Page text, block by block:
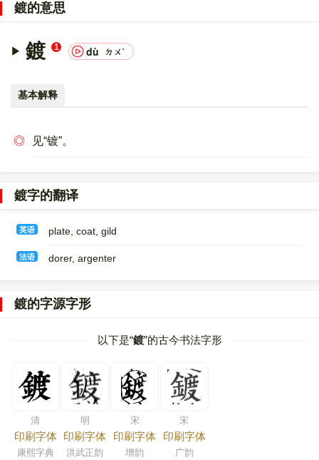
0000934D，UTF-8：E9 8D 8D。
〔鍍〕字的异体字是塗;镀。
鍍的意思
鍍 1 dù ㄉㄨˋ
基本解释
◎ 见“镀”。
鍍字的翻译
英语 plate, coat, gild
法语 dorer, argenter
鍍的字源字形
以下是“鍍”的古今书法字形
清
印刷字体
康熙字典
明
印刷字体
洪武正韵
宋
印刷字体
增韵
宋
印刷字体
广韵